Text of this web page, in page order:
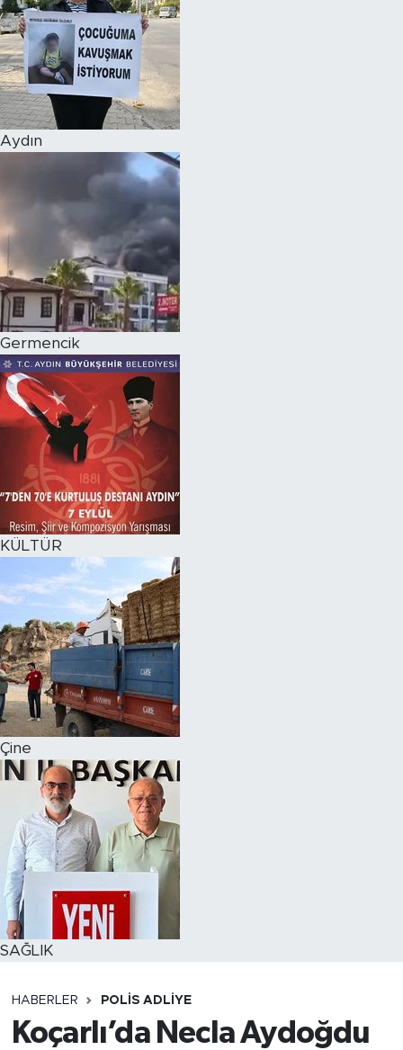
Aydın
Germencik
KÜLTÜR
Çine
SAĞLIK
HABERLER POLİS ADLİYE
Koçarlı’da Necla Aydoğdu